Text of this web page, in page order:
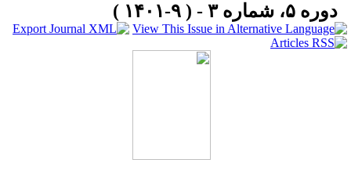
دوره ۵، شماره ۳ - ( ۹-۱۴۰۱ )